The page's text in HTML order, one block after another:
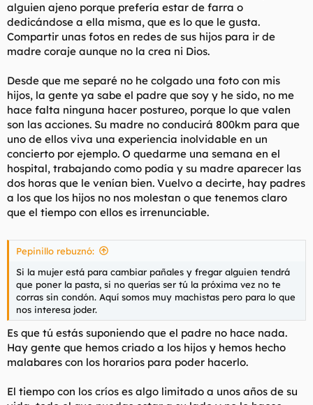
alguien ajeno porque prefería estar de farra o
dedicándose a ella misma, que es lo que le gusta.
Compartir unas fotos en redes de sus hijos para ir de
madre coraje aunque no la crea ni Dios.
Desde que me separé no he colgado una foto con mis
hijos, la gente ya sabe el padre que soy y he sido, no me
hace falta ninguna hacer postureo, porque lo que valen
son las acciones. Su madre no conducirá 800km para que
uno de ellos viva una experiencia inolvidable en un
concierto por ejemplo. O quedarme una semana en el
hospital, trabajando como podía y su madre aparecer las
dos horas que le venían bien. Vuelvo a decirte, hay padres
a los que los hijos no nos molestan o que tenemos claro
que el tiempo con ellos es irrenunciable.
Pepinillo rebuznó:
Si la mujer está para cambiar pañales y fregar alguien tendrá
que poner la pasta, si no querías ser tú la próxima vez no te
corras sin condón. Aquí somos muy machistas pero para lo que
nos interesa joder.
Es que tú estás suponiendo que el padre no hace nada.
Hay gente que hemos criado a los hijos y hemos hecho
malabares con los horarios para poder hacerlo.
El tiempo con los críos es algo limitado a unos años de su